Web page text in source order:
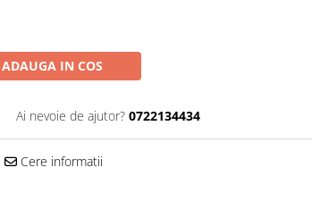
ADAUGA IN COS
Ai nevoie de ajutor? 0722134434
Cere informatii